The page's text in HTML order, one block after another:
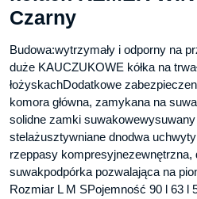
Czarny
Budowa:wytrzymały i odporny na
duże KAUCZUKOWE kółka na
łożyskachDodatkowe
komora główna, zamykana na
solidne zamki
stelażusztywniane dnodwa
rzeppasy
suwakpodpórka pozwalająca na
Rozmiar L M SPojemność 90 l 63 l